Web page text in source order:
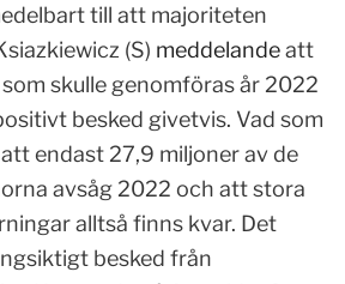
till att majoriteten
(S) meddelandeatt
skulle genomföras år 2022
besked givetvis. Vad som
endast 27,9 miljoner av de
avsåg 2022 och att stora
alltså finns kvar. Det
besked från